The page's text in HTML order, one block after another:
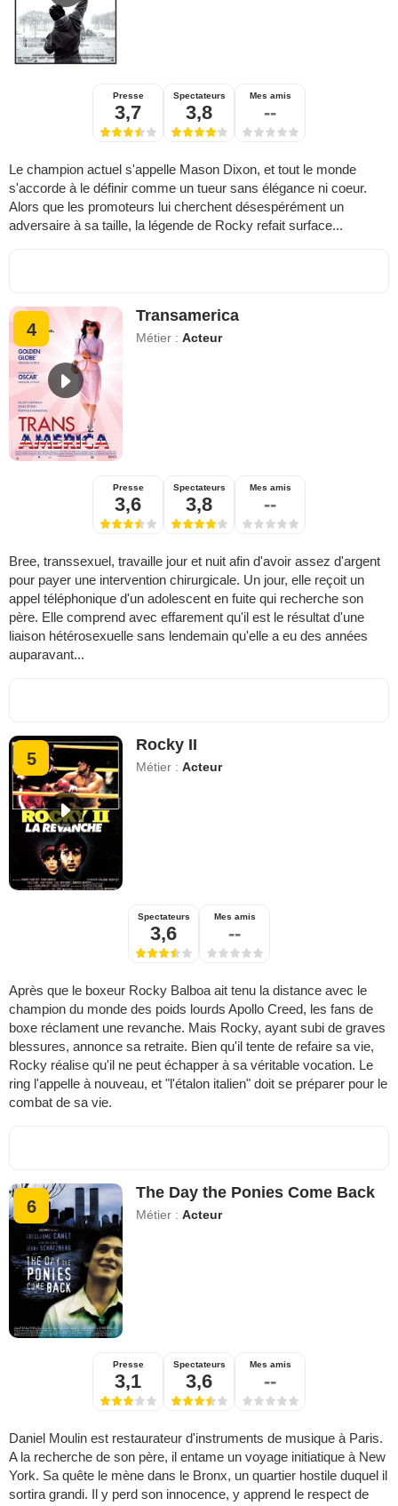
Presse
3,7
Spectateurs
3,8
Mes amis
--
Le champion actuel s'appelle Mason Dixon, et tout le monde
s'accorde à le définir comme un tueur sans élégance ni coeur.
Alors que les promoteurs lui cherchent désespérément un
adversaire à sa taille, la légende de Rocky refait surface...
4
Transamerica
Métier :Acteur
Presse
3,6
Spectateurs
3,8
Mes amis
--
Bree, transsexuel, travaille jour et nuit afin d'avoir assez d'argent
pour payer une intervention chirurgicale. Un jour, elle reçoit un
appel téléphonique d'un adolescent en fuite qui recherche son
père. Elle comprend avec effarement qu'il est le résultat d'une
liaison hétérosexuelle sans lendemain qu'elle a eu des années
auparavant...
5
Rocky II
Métier :Acteur
Spectateurs
3,6
Mes amis
--
Après que le boxeur Rocky Balboa ait tenu la distance avec le
champion du monde des poids lourds Apollo Creed, les fans de
boxe réclament une revanche. Mais Rocky, ayant subi de graves
blessures, annonce sa retraite. Bien qu'il tente de refaire sa vie,
Rocky réalise qu'il ne peut échapper à sa véritable vocation. Le
ring l'appelle à nouveau, et "l'étalon italien" doit se préparer pour le
combat de sa vie.
6
The Day the Ponies Come Back
Métier :Acteur
Presse
3,1
Spectateurs
3,6
Mes amis
--
Daniel Moulin est restaurateur d'instruments de musique à Paris.
A la recherche de son père, il entame un voyage initiatique à New
York. Sa quête le mène dans le Bronx, un quartier hostile duquel il
sortira grandi. Il y perd son innocence, y apprend le respect de